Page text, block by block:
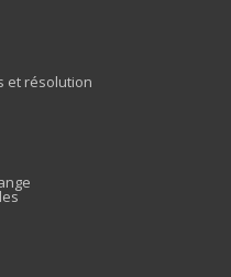
et résolution